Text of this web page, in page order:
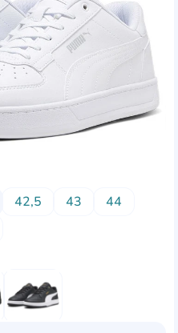
42,5 43
44